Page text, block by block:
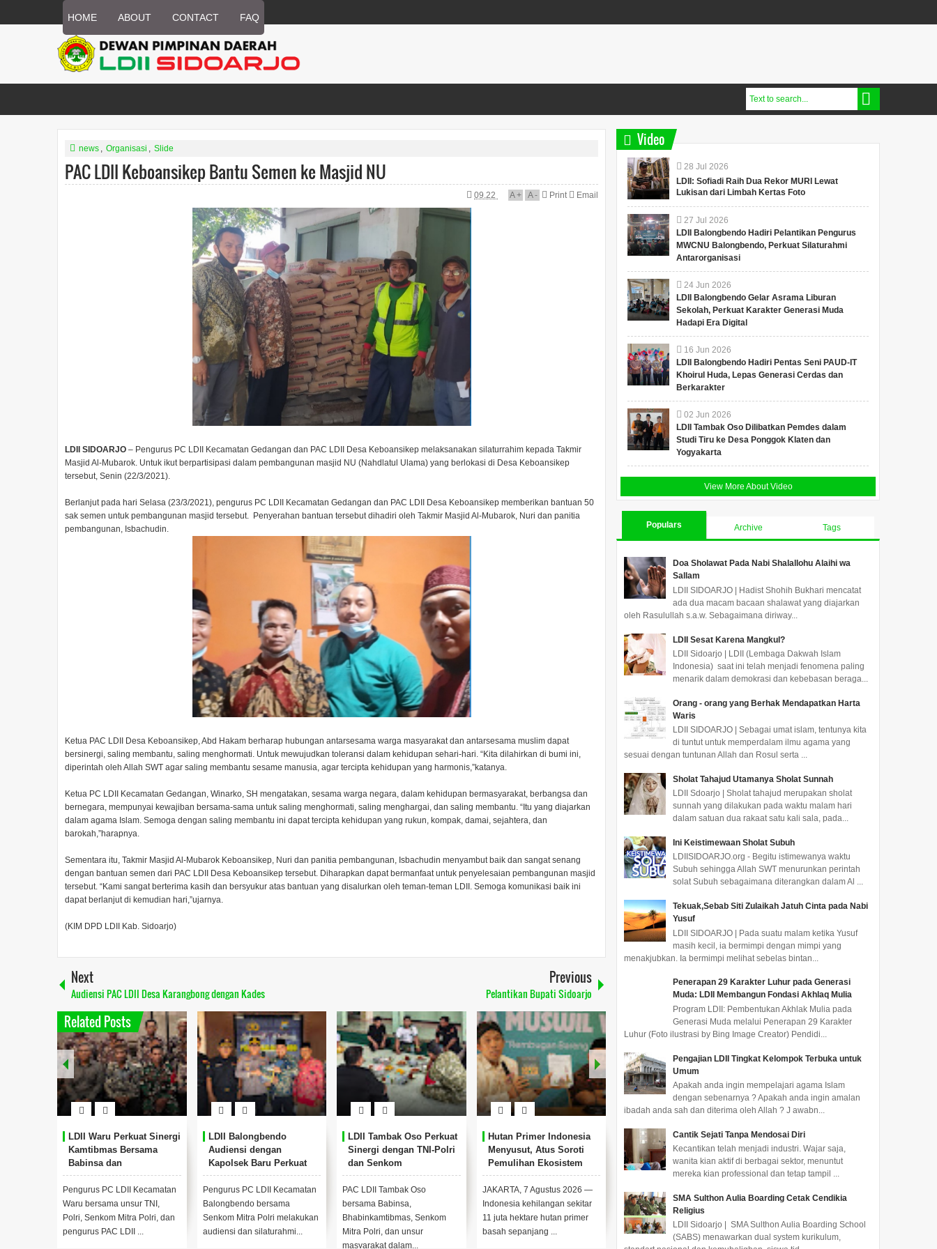
HOME ABOUT CONTACT FAQ
news , Organisasi , Slide
PAC LDII Keboansikep Bantu Semen ke Masjid NU
09.22 A+ A- Print Email
LDII SIDOARJO – Pengurus PC LDII Kecamatan Gedangan dan PAC LDII Desa Keboansikep melaksanakan silaturrahim kepada Takmir
Masjid Al-Mubarok. Untuk ikut berpartisipasi dalam pembangunan masjid NU (Nahdlatul Ulama) yang berlokasi di Desa Keboansikep
tersebut, Senin (22/3/2021).
Berlanjut pada hari Selasa (23/3/2021), pengurus PC LDII Kecamatan Gedangan dan PAC LDII Desa Keboansikep memberikan bantuan 50
sak semen untuk pembangunan masjid tersebut. Penyerahan bantuan tersebut dihadiri oleh Takmir Masjid Al-Mubarok, Nuri dan panitia
pembangunan, Isbachudin.
Ketua PAC LDII Desa Keboansikep, Abd Hakam berharap hubungan antarsesama warga masyarakat dan antarsesama muslim dapat
bersinergi, saling membantu, saling menghormati. Untuk mewujudkan toleransi dalam kehidupan sehari-hari. “Kita dilahirkan di bumi ini,
diperintah oleh Allah SWT agar saling membantu sesame manusia, agar tercipta kehidupan yang harmonis,”katanya.
Ketua PC LDII Kecamatan Gedangan, Winarko, SH mengatakan, sesama warga negara, dalam kehidupan bermasyarakat, berbangsa dan
bernegara, mempunyai kewajiban bersama-sama untuk saling menghormati, saling menghargai, dan saling membantu. “Itu yang diajarkan
dalam agama Islam. Semoga dengan saling membantu ini dapat tercipta kehidupan yang rukun, kompak, damai, sejahtera, dan
barokah,”harapnya.
Sementara itu, Takmir Masjid Al-Mubarok Keboansikep, Nuri dan panitia pembangunan, Isbachudin menyambut baik dan sangat senang
dengan bantuan semen dari PAC LDII Desa Keboansikep tersebut. Diharapkan dapat bermanfaat untuk penyelesaian pembangunan masjid
tersebut. “Kami sangat berterima kasih dan bersyukur atas bantuan yang disalurkan oleh teman-teman LDII. Semoga komunikasi baik ini
dapat berlanjut di kemudian hari,”ujarnya.
(KIM DPD LDII Kab. Sidoarjo)
Next
Audiensi PAC LDII Desa Karangbong dengan Kades
Previous
Pelantikan Bupati Sidoarjo
Related Posts
LDII Waru Perkuat Sinergi
Kamtibmas Bersama
Babinsa dan
Bhabinkamtibmas
Pengurus PC LDII Kecamatan
Waru bersama unsur TNI,
Polri, Senkom Mitra Polri, dan
pengurus PAC LDII ...
LDII Balongbendo
Audiensi dengan
Kapolsek Baru Perkuat
Sinergi Kamtibmas
Pengurus PC LDII Kecamatan
Balongbendo bersama
Senkom Mitra Polri melakukan
audiensi dan silaturahmi...
LDII Tambak Oso Perkuat
Sinergi dengan TNI-Polri
dan Senkom
PAC LDII Tambak Oso
bersama Babinsa,
Bhabinkamtibmas, Senkom
Mitra Polri, dan unsur
masyarakat dalam...
Hutan Primer Indonesia
Menyusut, Atus Soroti
Pemulihan Ekosistem
JAKARTA, 7 Agustus 2026 —
Indonesia kehilangan sekitar
11 juta hektare hutan primer
basah sepanjang ...
LDII Klaten Libatkan 222
Peserta Bersihkan Rawa
Jombor
Kabupaten Klaten mengikuti
aksi kebersihan di kawasan
Taman Nyi Ageng Raki...
LDII Karangbong,
Senkom, dan Babinsa
Sepakat Perangi Berita
Hoaks
PAC LDII (Pimpinan Anak
Islam Indonesia) Desa
Karangb...
Video
28 Jul 2026
LDII: Sofiadi Raih Dua Rekor MURI Lewat
Lukisan dari Limbah Kertas Foto
27 Jul 2026
LDII Balongbendo Hadiri Pelantikan Pengurus
MWCNU Balongbendo, Perkuat Silaturahmi
Antarorganisasi
24 Jun 2026
LDII Balongbendo Gelar Asrama Liburan
Sekolah, Perkuat Karakter Generasi Muda
Hadapi Era Digital
16 Jun 2026
LDII Balongbendo Hadiri Pentas Seni PAUD-IT
Khoirul Huda, Lepas Generasi Cerdas dan
Berkarakter
02 Jun 2026
LDII Tambak Oso Dilibatkan Pemdes dalam
Studi Tiru ke Desa Ponggok Klaten dan
Yogyakarta
View More About Video
Populars Archive Tags
Doa Sholawat Pada Nabi Shalallohu Alaihi wa
Sallam
LDII SIDOARJO | Hadist Shohih Bukhari mencatat
ada dua macam bacaan shalawat yang diajarkan
oleh Rasulullah s.a.w. Sebagaimana diriway...
LDII Sesat Karena Mangkul?
LDII Sidoarjo | LDII (Lembaga Dakwah Islam
Indonesia) saat ini telah menjadi fenomena paling
menarik dalam demokrasi dan kebebasan beraga...
Orang - orang yang Berhak Mendapatkan Harta
Waris
LDII SIDOARJO | Sebagai umat islam, tentunya kita
di tuntut untuk memperdalam ilmu agama yang
sesuai dengan tuntunan Allah dan Rosul serta ...
Sholat Tahajud Utamanya Sholat Sunnah
LDII Sdoarjo | Sholat tahajud merupakan sholat
sunnah yang dilakukan pada waktu malam hari
dalam satuan dua rakaat satu kali sala, pada...
Ini Keistimewaan Sholat Subuh
LDIISIDOARJO.org - Begitu istimewanya waktu
Subuh sehingga Allah SWT menurunkan perintah
solat Subuh sebagaimana diterangkan dalam Al ...
Tekuak,Sebab Siti Zulaikah Jatuh Cinta pada Nabi
Yusuf
LDII SIDOARJO | Pada suatu malam ketika Yusuf
masih kecil, ia bermimpi dengan mimpi yang
menakjubkan. Ia bermimpi melihat sebelas bintan...
Penerapan 29 Karakter Luhur pada Generasi
Muda: LDII Membangun Fondasi Akhlaq Mulia
Program LDII: Pembentukan Akhlak Mulia pada
Generasi Muda melalui Penerapan 29 Karakter
Luhur (Foto ilustrasi by Bing Image Creator) Pendidi...
Pengajian LDII Tingkat Kelompok Terbuka untuk
Umum
Apakah anda ingin mempelajari agama Islam
dengan sebenarnya ? Apakah anda ingin amalan
ibadah anda sah dan diterima oleh Allah ? J awabn...
Cantik Sejati Tanpa Mendosai Diri
Kecantikan telah menjadi industri. Wajar saja,
wanita kian aktif di berbagai sektor, menuntut
mereka kian professional dan tetap tampil ...
SMA Sulthon Aulia Boarding Cetak Cendikia
Religius
LDII Sidoarjo | SMA Sulthon Aulia Boarding School
(SABS) menawarkan dual system kurikulum,